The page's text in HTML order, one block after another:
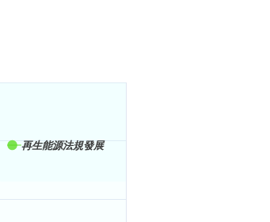
再生能源法規發展